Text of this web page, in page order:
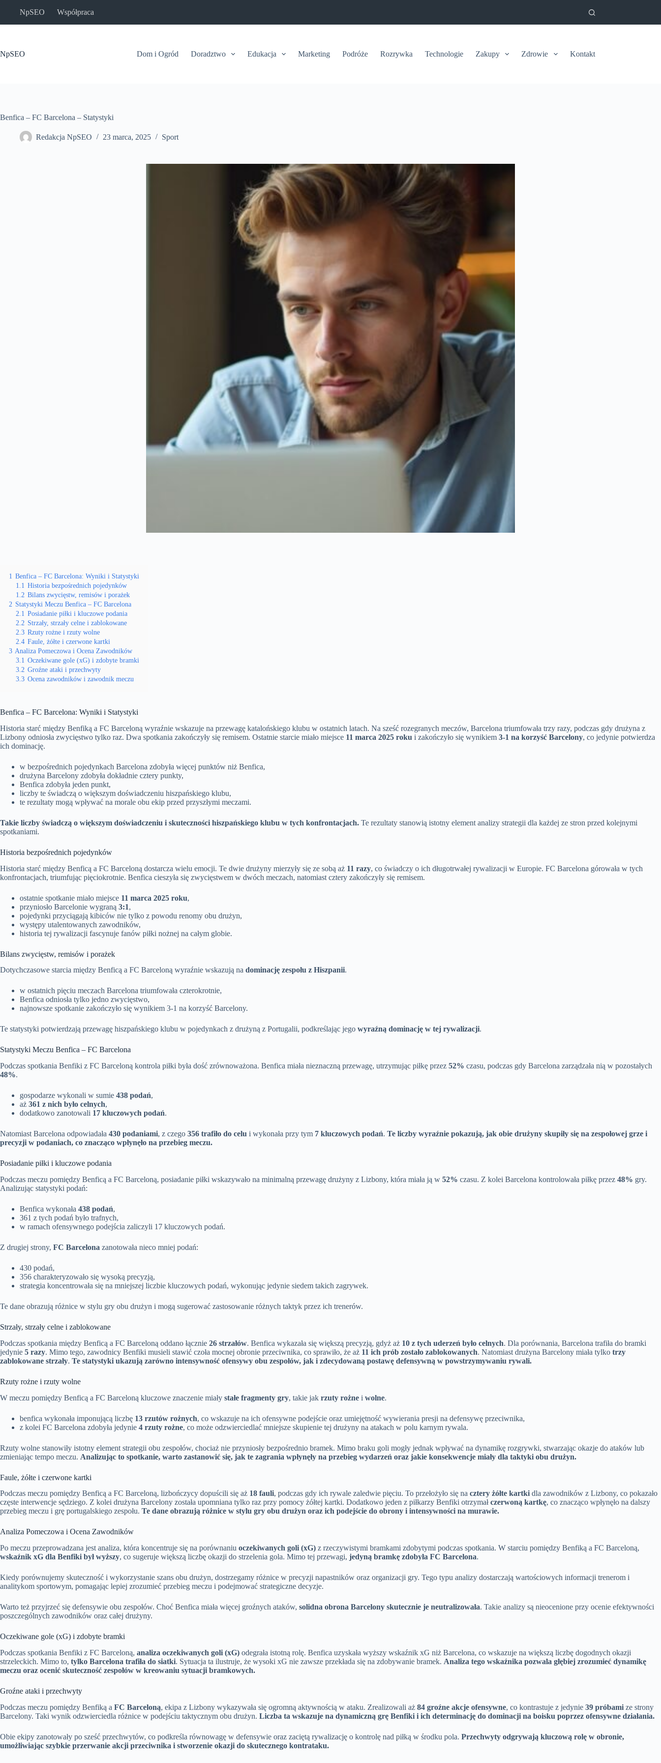
NpSEO Współpraca
NpSEO Dom i Ogród Doradztwo Edukacja Marketing Podróże Rozrywka Technologie Zakupy Zdrowie Kontakt
Benfica – FC Barcelona – Statystyki
Redakcja NpSEO 23 marca, 2025 Sport
1 Benfica – FC Barcelona: Wyniki i Statystyki
1.1 Historia bezpośrednich pojedynków
1.2 Bilans zwycięstw, remisów i porażek
2 Statystyki Meczu Benfica – FC Barcelona
2.1 Posiadanie piłki i kluczowe podania
2.2 Strzały, strzały celne i zablokowane
2.3 Rzuty rożne i rzuty wolne
2.4 Faule, żółte i czerwone kartki
3 Analiza Pomeczowa i Ocena Zawodników
3.1 Oczekiwane gole (xG) i zdobyte bramki
3.2 Groźne ataki i przechwyty
3.3 Ocena zawodników i zawodnik meczu
Benfica – FC Barcelona: Wyniki i Statystyki
Historia starć między Benfiką a FC Barceloną wyraźnie wskazuje na przewagę katalońskiego klubu w ostatnich latach. Na sześć rozegranych meczów, Barcelona triumfowała trzy razy, podczas gdy drużyna z
Lizbony odniosła zwycięstwo tylko raz. Dwa spotkania zakończyły się remisem. Ostatnie starcie miało miejsce 11 marca 2025 roku i zakończyło się wynikiem 3-1 na korzyść Barcelony, co jedynie potwierdza
ich dominację.
w bezpośrednich pojedynkach Barcelona zdobyła więcej punktów niż Benfica,
drużyna Barcelony zdobyła dokładnie cztery punkty,
Benfica zdobyła jeden punkt,
liczby te świadczą o większym doświadczeniu hiszpańskiego klubu,
te rezultaty mogą wpływać na morale obu ekip przed przyszłymi meczami.
Takie liczby świadczą o większym doświadczeniu i skuteczności hiszpańskiego klubu w tych konfrontacjach. Te rezultaty stanowią istotny element analizy strategii dla każdej ze stron przed kolejnymi
spotkaniami.
Historia bezpośrednich pojedynków
Historia starć między Benficą a FC Barceloną dostarcza wielu emocji. Te dwie drużyny mierzyły się ze sobą aż 11 razy, co świadczy o ich długotrwałej rywalizacji w Europie. FC Barcelona górowała w tych
konfrontacjach, triumfując pięciokrotnie. Benfica cieszyła się zwycięstwem w dwóch meczach, natomiast cztery zakończyły się remisem.
ostatnie spotkanie miało miejsce 11 marca 2025 roku,
przyniosło Barcelonie wygraną 3:1,
pojedynki przyciągają kibiców nie tylko z powodu renomy obu drużyn,
występy utalentowanych zawodników,
historia tej rywalizacji fascynuje fanów piłki nożnej na całym globie.
Bilans zwycięstw, remisów i porażek
Dotychczasowe starcia między Benficą a FC Barceloną wyraźnie wskazują na dominację zespołu z Hiszpanii.
w ostatnich pięciu meczach Barcelona triumfowała czterokrotnie,
Benfica odniosła tylko jedno zwycięstwo,
najnowsze spotkanie zakończyło się wynikiem 3-1 na korzyść Barcelony.
Te statystyki potwierdzają przewagę hiszpańskiego klubu w pojedynkach z drużyną z Portugalii, podkreślając jego wyraźną dominację w tej rywalizacji.
Statystyki Meczu Benfica – FC Barcelona
Podczas spotkania Benfiki z FC Barceloną kontrola piłki była dość zrównoważona. Benfica miała nieznaczną przewagę, utrzymując piłkę przez 52% czasu, podczas gdy Barcelona zarządzała nią w pozostałych
48%.
gospodarze wykonali w sumie 438 podań,
aż 361 z nich było celnych,
dodatkowo zanotowali 17 kluczowych podań.
Natomiast Barcelona odpowiadała 430 podaniami, z czego 356 trafiło do celu i wykonała przy tym 7 kluczowych podań. Te liczby wyraźnie pokazują, jak obie drużyny skupiły się na zespołowej grze i
precyzji w podaniach, co znacząco wpłynęło na przebieg meczu.
Posiadanie piłki i kluczowe podania
Podczas meczu pomiędzy Benficą a FC Barceloną, posiadanie piłki wskazywało na minimalną przewagę drużyny z Lizbony, która miała ją w 52% czasu. Z kolei Barcelona kontrolowała piłkę przez 48% gry.
Analizując statystyki podań:
Benfica wykonała 438 podań,
361 z tych podań było trafnych,
w ramach ofensywnego podejścia zaliczyli 17 kluczowych podań.
Z drugiej strony, FC Barcelona zanotowała nieco mniej podań:
430 podań,
356 charakteryzowało się wysoką precyzją,
strategia koncentrowała się na mniejszej liczbie kluczowych podań, wykonując jedynie siedem takich zagrywek.
Te dane obrazują różnice w stylu gry obu drużyn i mogą sugerować zastosowanie różnych taktyk przez ich trenerów.
Strzały, strzały celne i zablokowane
Podczas spotkania między Benficą a FC Barceloną oddano łącznie 26 strzałów. Benfica wykazała się większą precyzją, gdyż aż 10 z tych uderzeń było celnych. Dla porównania, Barcelona trafiła do bramki
jedynie 5 razy. Mimo tego, zawodnicy Benfiki musieli stawić czoła mocnej obronie przeciwnika, co sprawiło, że aż 11 ich prób zostało zablokowanych. Natomiast drużyna Barcelony miała tylko trzy
zablokowane strzały. Te statystyki ukazują zarówno intensywność ofensywy obu zespołów, jak i zdecydowaną postawę defensywną w powstrzymywaniu rywali.
Rzuty rożne i rzuty wolne
W meczu pomiędzy Benficą a FC Barceloną kluczowe znaczenie miały stałe fragmenty gry, takie jak rzuty rożne i wolne.
benfica wykonała imponującą liczbę 13 rzutów rożnych, co wskazuje na ich ofensywne podejście oraz umiejętność wywierania presji na defensywę przeciwnika,
z kolei FC Barcelona zdobyła jedynie 4 rzuty rożne, co może odzwierciedlać mniejsze skupienie tej drużyny na atakach w polu karnym rywala.
Rzuty wolne stanowiły istotny element strategii obu zespołów, chociaż nie przyniosły bezpośrednio bramek. Mimo braku goli mogły jednak wpływać na dynamikę rozgrywki, stwarzając okazje do ataków lub
zmieniając tempo meczu. Analizując to spotkanie, warto zastanowić się, jak te zagrania wpłynęły na przebieg wydarzeń oraz jakie konsekwencje miały dla taktyki obu drużyn.
Faule, żółte i czerwone kartki
Podczas meczu pomiędzy Benficą a FC Barceloną, lizbończycy dopuścili się aż 18 fauli, podczas gdy ich rywale zaledwie pięciu. To przełożyło się na cztery żółte kartki dla zawodników z Lizbony, co pokazało
częste interwencje sędziego. Z kolei drużyna Barcelony została upomniana tylko raz przy pomocy żółtej kartki. Dodatkowo jeden z piłkarzy Benfiki otrzymałczerwoną kartkę, co znacząco wpłynęło na dalszy
przebieg meczu i grę portugalskiego zespołu. Te dane obrazują różnice w stylu gry obu drużyn oraz ich podejście do obrony i intensywności na murawie.
Analiza Pomeczowa i Ocena Zawodników
Po meczu przeprowadzana jest analiza, która koncentruje się na porównaniu oczekiwanych goli (xG) z rzeczywistymi bramkami zdobytymi podczas spotkania. W starciu pomiędzy Benfiką a FC Barceloną,
wskaźnik xG dla Benfiki był wyższy, co sugeruje większą liczbę okazji do strzelenia gola. Mimo tej przewagi, jedyną bramkę zdobyła FC Barcelona.
Kiedy porównujemy skuteczność i wykorzystanie szans obu drużyn, dostrzegamy różnice w precyzji napastników oraz organizacji gry. Tego typu analizy dostarczają wartościowych informacji trenerom i
analitykom sportowym, pomagając lepiej zrozumieć przebieg meczu i podejmować strategiczne decyzje.
Warto też przyjrzeć się defensywie obu zespołów. Choć Benfica miała więcej groźnych ataków, solidna obrona Barcelony skutecznie je neutralizowała. Takie analizy są nieocenione przy ocenie efektywności
poszczególnych zawodników oraz całej drużyny.
Oczekiwane gole (xG) i zdobyte bramki
Podczas spotkania Benfiki z FC Barceloną, analiza oczekiwanych goli (xG) odegrała istotną rolę. Benfica uzyskała wyższy wskaźnik xG niż Barcelona, co wskazuje na większą liczbę dogodnych okazji
strzeleckich. Mimo to, tylko Barcelona trafiła do siatki. Sytuacja ta ilustruje, że wysoki xG nie zawsze przekłada się na zdobywanie bramek. Analiza tego wskaźnika pozwala głębiej zrozumieć dynamikę
meczu oraz ocenić skuteczność zespołów w kreowaniu sytuacji bramkowych.
Groźne ataki i przechwyty
Podczas meczu pomiędzy Benfiką a FC Barceloną, ekipa z Lizbony wykazywała się ogromną aktywnością w ataku. Zrealizowali aż 84 groźne akcje ofensywne, co kontrastuje z jedynie 39 próbami ze strony
Barcelony. Taki wynik odzwierciedla różnice w podejściu taktycznym obu drużyn. Liczba ta wskazuje na dynamiczną grę Benfiki i ich determinację do dominacji na boisku poprzez ofensywne działania.
Obie ekipy zanotowały po sześć przechwytów, co podkreśla równowagę w defensywie oraz zaciętą rywalizację o kontrolę nad piłką w środku pola. Przechwyty odgrywają kluczową rolę w obronie,
umożliwiając szybkie przerwanie akcji przeciwnika i stworzenie okazji do skutecznego kontrataku.